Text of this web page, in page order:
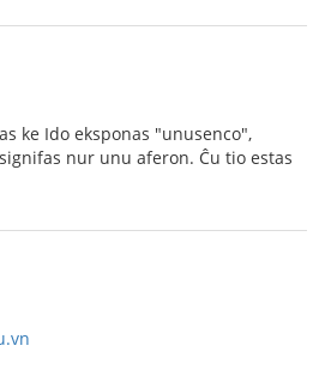
ke Ido eksponas "unusenco",
nur unu aferon. Ĉu tio estas